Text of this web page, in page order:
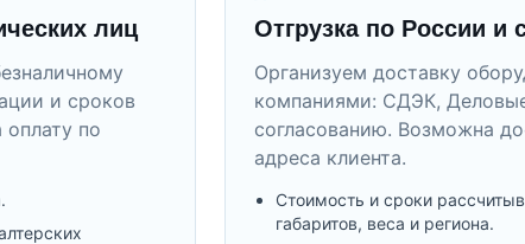
лиц
и сроков
по
Отгрузка по России и
Организуем доставку
компаниями: СДЭК,
согласованию. Возможна
адреса клиента.
Стоимость и сроки
габаритов, веса и региона.